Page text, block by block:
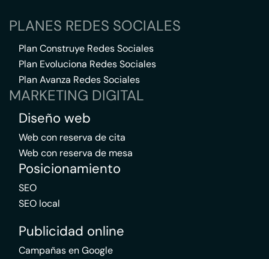
PLANES REDES SOCIALES
Plan Construye Redes Sociales
Plan Evoluciona Redes Sociales
Plan Avanza Redes Sociales
MARKETING DIGITAL
Diseño web
Web con reserva de cita
Web con reserva de mesa
Posicionamiento
SEO
SEO local
Publicidad online
Campañas en Google